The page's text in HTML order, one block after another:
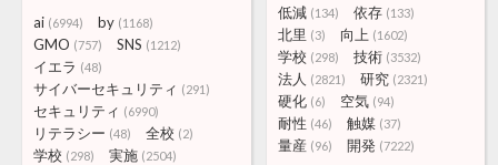
ai (6994) by (1168)
GMO (757) SNS (1212)
イエラ (48)
サイバーセキュリティ (291)
セキュリティ (6990)
リテラシー (48) 全校 (2)
学校 (298) 実施 (2504)
低減 (134) 依存 (133)
北里 (3) 向上 (1602)
学校 (298) 技術 (3532)
法人 (2821) 研究 (2321)
硬化 (6) 空気 (94)
耐性 (46) 触媒 (37)
量産 (96) 開発 (7222)